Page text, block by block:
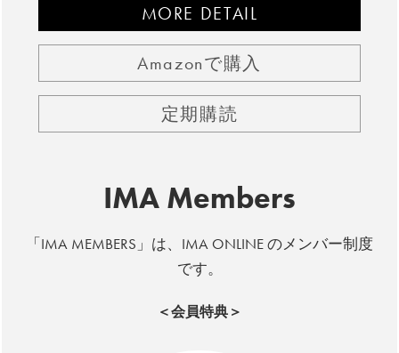
MORE DETAIL
Amazonで購入
定期購読
IMA Members
「IMA MEMBERS」は、IMA ONLINE のメンバー制度
です。
＜会員特典＞